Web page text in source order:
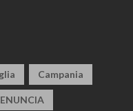
Campania